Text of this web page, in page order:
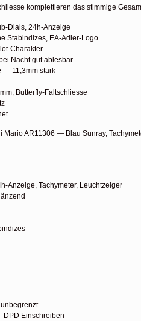
komplettieren das stimmige
Dials, 24h-Anzeige
Stabindizes, EA-Adler-Logo
Charakter
Nacht gut ablesbar
— 11,3mm stark
Butterfly-Faltschliesse
Mario AR11306 — Blau Sunray,
Anzeige, Tachymeter, Leuchtzeiger
DPD Einschreiben